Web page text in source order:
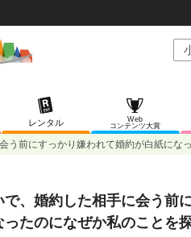
レンタル
Web
コンテンツ大賞
う前にすっかり嫌われて婚約が白紙にな
n
/
L
o
a
で、婚約した相手に会う前
ったのになぜか私のことを